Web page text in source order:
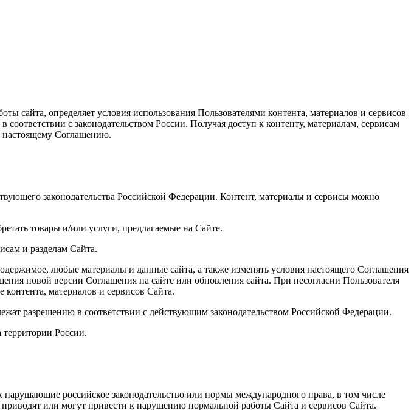
сайта, определяет условия использования Пользователями контента, материалов и сервисов
с законодательством России. Получая доступ к контенту, материалам, сервисам
настоящему Соглашению.
законодательства Российской Федерации. Контент, материалы и сервисы можно
товары и/или услуги, предлагаемые на Сайте.
и разделам Сайта.
любые материалы и данные сайта, а также изменять условия настоящего Соглашения
новой версии Соглашения на сайте или обновления сайта. При несогласии Пользователя
контента, материалов и сервисов Сайта.
разрешению в соответствии с действующим законодательством Российской Федерации.
России.
нарушающие российское законодательство или нормы международного права, в том числе
или могут привести к нарушению нормальной работы Сайта и сервисов Сайта.